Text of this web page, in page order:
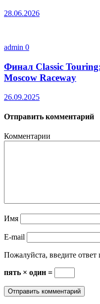
28.06.2026
admin 0
Финал Classic
Moscow Raceway
26.09.2025
Отправить комментарий
Комментарии
Имя
E-mail
Пожалуйста, введите
пять × один =